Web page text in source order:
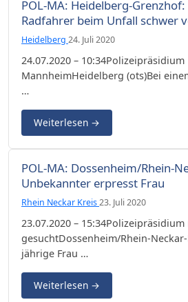
POL-MA: Heidelberg-
Radfahrer beim Unfall schwer
Heidelberg 24. Juli 2020
24.07.2020 – 10:34Polizeipräsidium
MannheimHeidelberg (ots)Bei
…
Weiterlesen →
POL-MA: Dossenheim/Rhein-
Unbekannter erpresst Frau
Rhein Neckar Kreis23. Juli 2020
23.07.2020 –
gesuchtDossenheim/Rhein-
jährige Frau …
Weiterlesen →